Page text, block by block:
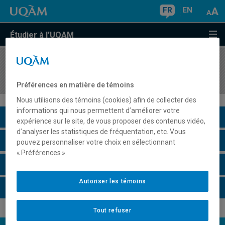
FR EN
Étudier à l'UQAM
COURS//
Description du cours
Horaire - Été 2026
Préférences en matière de témoins
Nous utilisons des témoins (cookies) afin de collecter des
informations qui nous permettent d’améliorer votre
expérience sur le site, de vous proposer des contenus vidéo,
d’analyser les statistiques de fréquentation, etc. Vous
pouvez personnaliser votre choix en sélectionnant
« Préférences ».
Tout refuser
Autoriser les témoins